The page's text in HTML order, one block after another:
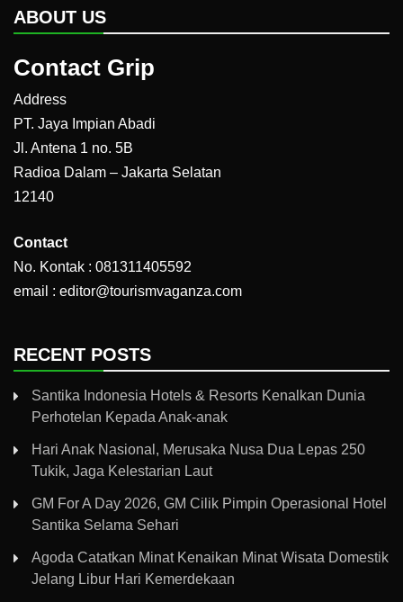
ABOUT US
Contact Grip
Address
PT. Jaya Impian Abadi
Jl. Antena 1 no. 5B
Radioa Dalam – Jakarta Selatan
12140
Contact
No. Kontak : 081311405592
email : editor@tourismvaganza.com
RECENT POSTS
Santika Indonesia Hotels & Resorts Kenalkan Dunia
Perhotelan Kepada Anak-anak
Hari Anak Nasional, Merusaka Nusa Dua Lepas 250
Tukik, Jaga Kelestarian Laut
GM For A Day 2026, GM Cilik Pimpin Operasional Hotel
Santika Selama Sehari
Agoda Catatkan Minat Kenaikan Minat Wisata Domestik
Jelang Libur Hari Kemerdekaan